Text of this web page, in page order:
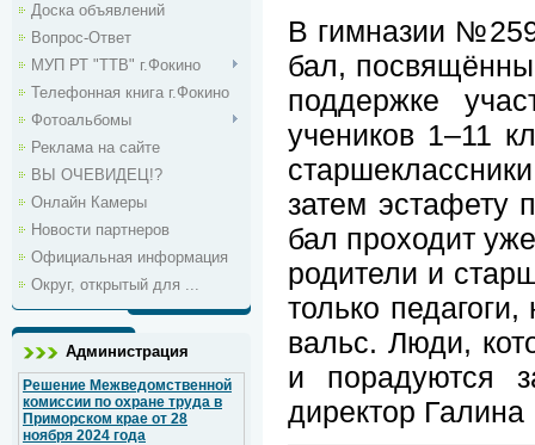
Доска объявлений
Вопрос-Ответ
МУП РТ "ТТВ" г.Фокино
Телефонная книга г.Фокино
Фотоальбомы
Реклама на сайте
ВЫ ОЧЕВИДЕЦ!?
Онлайн Камеры
Новости партнеров
Официальная информация
Округ, открытый для ...
Администрация
Решение Межведомственной
комиссии по охране труда в
Приморском крае от 28
ноября 2024 года
В гимназии
бал,
поддержке
учеников 1–11
затем эстафету
бал проходит
родители и
только
вальс. Люди,
и порадуются
директор